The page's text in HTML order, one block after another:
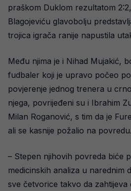
praškom Duklom rezultatom
Blagojeviću glavobolju
trojica igrača ranije napustila
Među njima je i Nihad Mujakić,
fudbaler koji je upravo počeo
povjerenje jednog trenera u
njega, povrijeđeni su i Ibrahim
Milan Roganović, s tim da je
ali se kasnije požalio na povredu.
– Stepen njihovih povreda biće
medicinskih analiza u narednim
sve četvorice takvo da zahtijeva